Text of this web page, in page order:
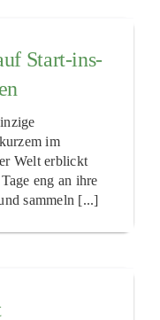
Start-ins-
im
Welt erblickt
eng an ihre
sammeln [...]